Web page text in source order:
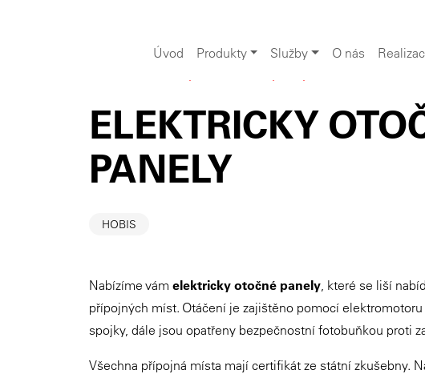
Úvod Produkty Služby O nás
ELEKTRICKY
PANELY
HOBIS
Nabízíme vám elektricky otočné panely, které se liší
přípojných míst. Otáčení je zajištěno pomocí
spojky, dále jsou opatřeny bezpečnostní fotobuňkou proti
Všechna přípojná místa mají certifikát ze státní zkušebny.